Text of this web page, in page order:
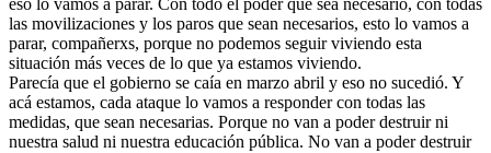
eso lo vamos a parar. Con todo el poder que sea necesario, con todas
las movilizaciones y los paros que sean necesarios, esto lo vamos a
parar, compañerxs, porque no podemos seguir viviendo esta
situación más veces de lo que ya estamos viviendo.
Parecía que el gobierno se caía en marzo abril y eso no sucedió. Y
acá estamos, cada ataque lo vamos a responder con todas las
medidas, que sean necesarias. Porque no van a poder destruir ni
nuestra salud ni nuestra educación pública. No van a poder destruir